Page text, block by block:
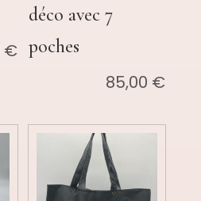
€
déco avec 7
poches
85,00 €